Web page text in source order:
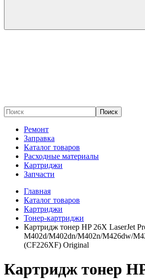
Поиск
Ремонт
Заправка
Каталог товаров
Расходные материалы
Картриджи
Запчасти
Главная
Каталог товаров
Картриджи
Тонер-картриджи
Картридж тонер HP 26X LaserJet
M402d/M402dn/M402n/M426dw/
(CF226XF) Original
Картридж тонер